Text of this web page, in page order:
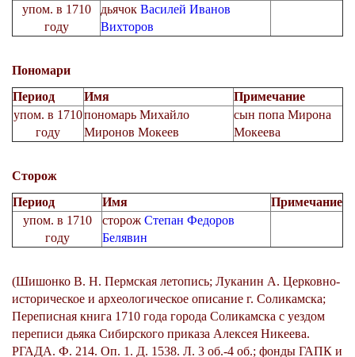
упом. в 1710
году
дьячок Василей Иванов
Вихторов
Пономари
Период
Имя
Примечание
упом. в 1710
году
пономарь Михайло
Миронов Мокеев
сын попа Мирона
Мокеева
Сторож
Период
Имя
Примечание
упом. в 1710
году
сторож Степан Федоров
Белявин
(Шишонко В. Н. Пермская летопись; Луканин А. Церковно-
историческое и археологическое описание г. Соликамска;
Переписная книга 1710 года города Соликамска с уездом
переписи дьяка Сибирского приказа Алексея Никеева.
РГАДА. Ф. 214. Оп. 1. Д. 1538. Л. 3 об.-4 об.; фонды ГАПК и